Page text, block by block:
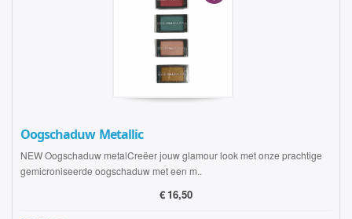
Oogschaduw Metallic
NEW Oogschaduw metalCreëer jouw glamour look met onze prachtige
gemicroniseerde oogschaduw met een m..
€ 16,50